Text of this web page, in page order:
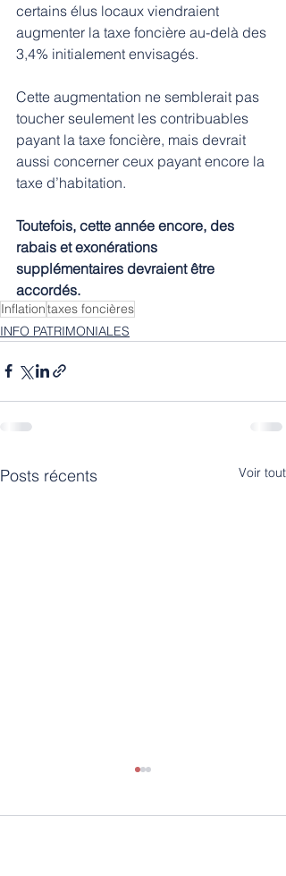
certains élus locaux viendraient
augmenter la taxe foncière au-delà des
3,4% initialement envisagés.
Cette augmentation ne semblerait pas
toucher seulement les contribuables
payant la taxe foncière, mais devrait
aussi concerner ceux payant encore la
taxe d’habitation.
Toutefois, cette année encore, des
rabais et exonérations
supplémentaires devraient être
accordés.
Inflationtaxes foncières
INFO PATRIMONIALES
Posts récents Voir tout